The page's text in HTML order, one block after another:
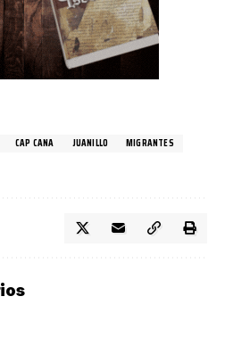
CAP CANA JUANILLO
MIGRANTES